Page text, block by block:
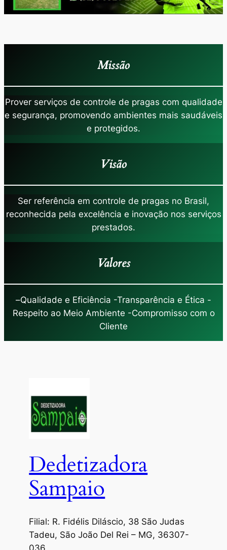
Missão
Prover serviços de controle de pragas com qualidade
e segurança, promovendo ambientes mais saudáveis
e protegidos.
Visão
Ser referência em controle de pragas no Brasil,
reconhecida pela excelência e inovação nos serviços
prestados.
Valores
–Qualidade e Eficiência -Transparência e Ética -
Respeito ao Meio Ambiente -Compromisso com o
Cliente
Dedetizadora
Sampaio
Filial: R. Fidélis Diláscio, 38 São Judas
Tadeu, São João Del Rei – MG, 36307-